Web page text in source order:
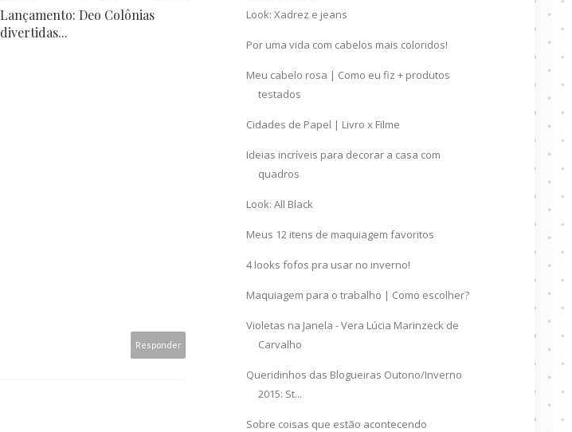
Lançamento: Deo Colônias
divertidas...
Responder
Look: Xadrez e jeans
Por uma vida com cabelos mais coloridos!
Meu cabelo rosa | Como eu fiz + produtos
testados
Cidades de Papel | Livro x Filme
Ideias incríveis para decorar a casa com
quadros
Look: All Black
Meus 12 itens de maquiagem favoritos
4 looks fofos pra usar no inverno!
Maquiagem para o trabalho | Como escolher?
Violetas na Janela - Vera Lúcia Marinzeck de
Carvalho
Queridinhos das Blogueiras Outono/Inverno
2015: St...
Sobre coisas que estão acontecendo